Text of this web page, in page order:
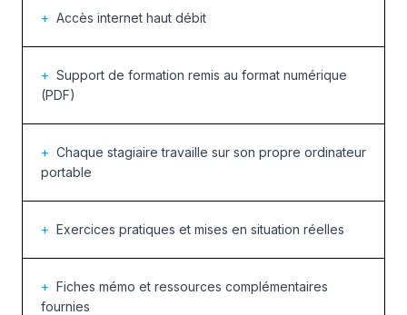
+ Accès internet haut débit
+ Support de formation remis au format numérique
(PDF)
+ Chaque stagiaire travaille sur son propre ordinateur
portable
+ Exercices pratiques et mises en situation réelles
+ Fiches mémo et ressources complémentaires
fournies